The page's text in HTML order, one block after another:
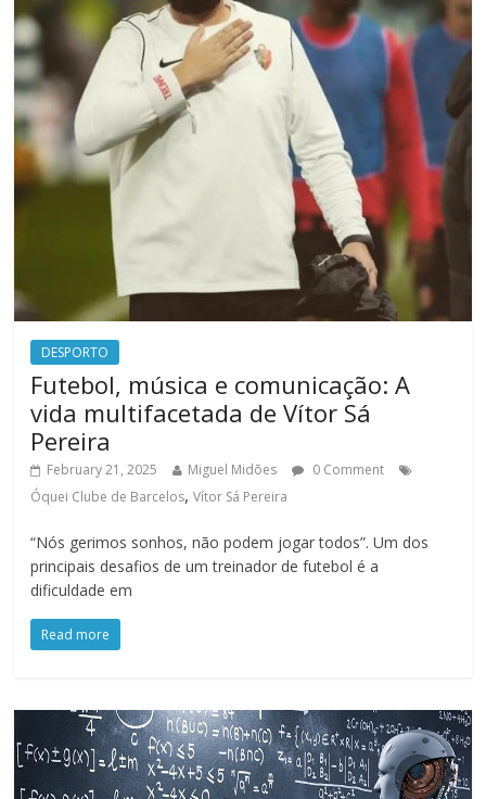
DESPORTO
Futebol, música e comunicação: A
vida multifacetada de Vítor Sá
Pereira
February 21, 2025 Miguel Midões
0 Comment
Óquei Clube de Barcelos,Vítor Sá Pereira
“Nós gerimos sonhos, não podem jogar todos”. Um dos
principais desafios de um treinador de futebol é a
dificuldade em
Read more